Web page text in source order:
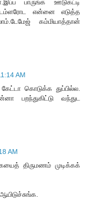
பாருங்க ஊடுகட்டி
டம்ளரோட என்னை எடுத்த
கம்மியாத்தான்
AM
கொடுக்க துப்பில்ல.
பறந்துகிட்டு வந்துட
AM
திருமணம் முடிக்கக்